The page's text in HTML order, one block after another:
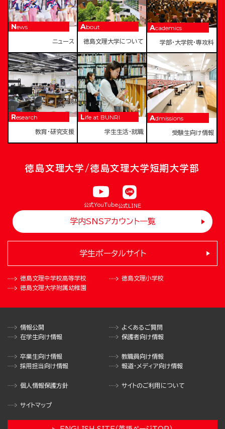
News
ニュース
About
徳島文理大学について
Academics
学部・大学院・専攻科
Research
教育・研究支援
Life at BUNRI
学生生活・就職
Admissions
受験生向け情報
徳島文理大学/徳島文理大学短期大学部
公式YouTube公式LINE
学内SNSアカウント一覧
徳島文理中学校高等学校
徳島文理小学校
徳島文理大学附属幼稚園
学生ポータルサイト
情報公開
よくあるご質問
在学生向け情報
保護者向け情報
卒業生向け情報
教職員向け情報
採用担当向け情報
報道・メディア向け情報
個人情報保護方針 サイトのご利用について
サイトマップ